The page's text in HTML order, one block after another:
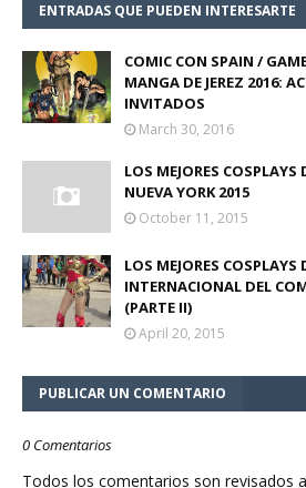
ENTRADAS QUE PUEDEN INTERESARTE
COMIC CON SPAIN /
MANGA DE JEREZ 2016:
INVITADOS
March 30, 2016
LOS MEJORES
NUEVA YORK 2015
October 11, 2015
LOS MEJORES COSPLAYS
INTERNACIONAL DEL
(PARTE II)
April 20, 2015
PUBLICAR UN COMENTARIO
0 Comentarios
Todos los comentarios son revisados